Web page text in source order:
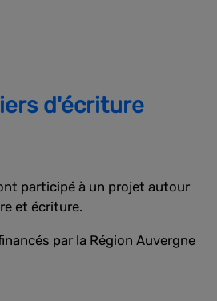
d'écriture
participé à un projet autour
et écriture.
par la Région Auvergne